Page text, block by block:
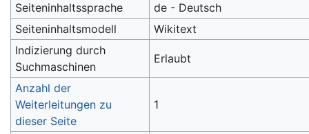
Seiteninhaltssprache
de - Deutsch
Seiteninhaltsmodell
Wikitext
Indizierung durch
Suchmaschinen
Erlaubt
Anzahl der
Weiterleitungen zu
dieser Seite
1